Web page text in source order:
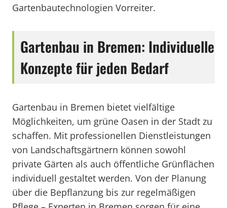
Gartenbautechnologien Vorreiter.
Gartenbau in Bremen: Individuelle
Konzepte für jeden Bedarf
Gartenbau in Bremen bietet vielfältige
Möglichkeiten, um grüne Oasen in der Stadt zu
schaffen. Mit professionellen Dienstleistungen
von Landschaftsgärtnern können sowohl
private Gärten als auch öffentliche Grünflächen
individuell gestaltet werden. Von der Planung
über die Bepflanzung bis zur regelmäßigen